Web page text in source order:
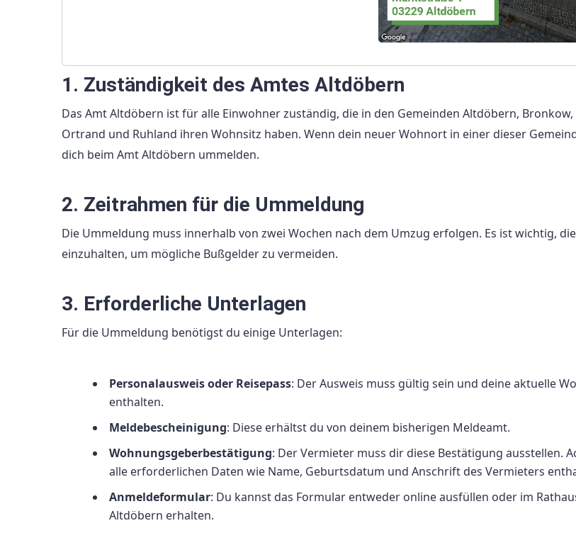
1. Zuständigkeit des Amtes Altdöbern
Das Amt Altdöbern ist für alle Einwohner zuständig, die in den Gemeinden Altdöbern, Bronkow,
Ortrand und Ruhland ihren Wohnsitz haben. Wenn dein neuer Wohnort in einer dieser
dich beim Amt Altdöbern ummelden.
2. Zeitrahmen für die Ummeldung
Die Ummeldung muss innerhalb von zwei Wochen nach dem Umzug erfolgen. Es ist wichtig,
einzuhalten, um mögliche Bußgelder zu vermeiden.
3. Erforderliche Unterlagen
Für die Ummeldung benötigst du einige Unterlagen:
Personalausweis oder Reisepass: Der Ausweis muss gültig sein und deine aktuelle
enthalten.
Meldebescheinigung: Diese erhältst du von deinem bisherigen Meldeamt.
Wohnungsgeberbestätigung: Der Vermieter muss dir diese Bestätigung ausstellen.
alle erforderlichen Daten wie Name, Geburtsdatum und Anschrift des Vermieters
Anmeldeformular: Du kannst das Formular entweder online ausfüllen oder im
Altdöbern erhalten.